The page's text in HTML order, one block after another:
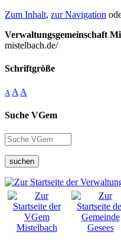
Zum Inhalt, zur Navigation
Verwaltungsgemeinschaft
mistelbach.de/
Schriftgröße
A A A
Suche VGem
suchen